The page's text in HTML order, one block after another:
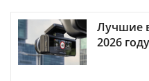
Лучшие
2026